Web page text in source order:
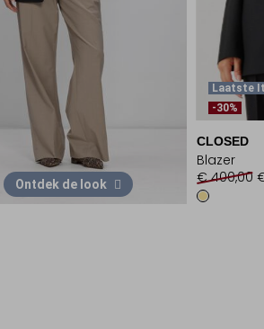
Ontdek de look
Laatste
-30%
CLOSED
Blazer
€ 400,00